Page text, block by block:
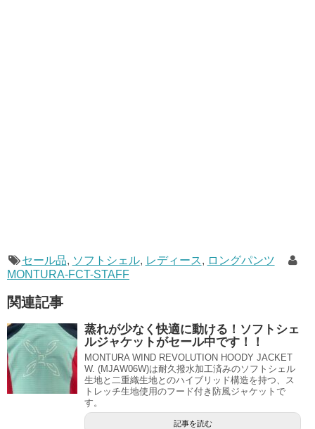
セール品, ソフトシェル, レディース, ロングパンツ
MONTURA-FCT-STAFF
関連記事
蒸れが少なく快適に動ける！ソフトシェ
ルジャケットがセール中です！！
MONTURA WIND REVOLUTION HOODY JACKET
W. (MJAW06W)は耐久撥水加工済みのソフトシェル
生地と二重織生地とのハイブリッド構造を持つ、ス
トレッチ生地使用のフード付き防風ジャケットで
す。
記事を読む